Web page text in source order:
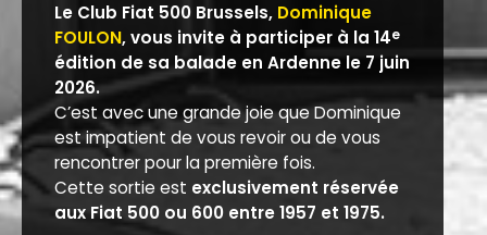
Le Club Fiat 500 Brussels, Dominique
FOULON, vous invite à participer à la 14e
édition de sa balade en Ardenne le 7 juin
2026.
C’est avec une grande joie que Dominique
est impatient de vous revoir ou de vous
rencontrer pour la première fois.
Cette sortie est exclusivement réservée
aux Fiat 500 ou 600 entre 1957 et 1975.